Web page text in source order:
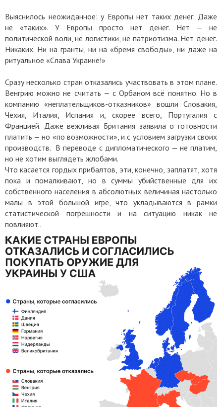
Выяснилось неожиданное: у Европы нет таких денег. Даже
не «таких». У Европы просто нет денег. Нет — не
политической воли, не логистики, не патриотизма. Нет денег.
Никаких. Ни на гранты, ни на «бремя свободы», ни даже на
ритуальное «Слава Украине!»
Сразу несколько стран отказались участвовать в этом плане.
Венгрию можно не считать — с Орбаном всё понятно. Но в
компанию «неплательщиков-отказников» вошли Словакия,
Чехия, Италия, Испания и, скорее всего, Португалия с
Францией. Даже вежливая Британия заявила о готовности
платить — но «по возможности», и с условием загрузки своих
производств. В переводе с дипломатического — не платим,
но не хотим выглядеть жлобами.
Что касается гордых прибалтов, эти, конечно, заплатят, хотя
пока и помалкивают, но в суммы убийственные для их
собственного населения в абсолютных величиная настолько
малы в этой большой игре, что укладываются в рамки
статистической погрешности и на ситуацию никак не
повлияют..